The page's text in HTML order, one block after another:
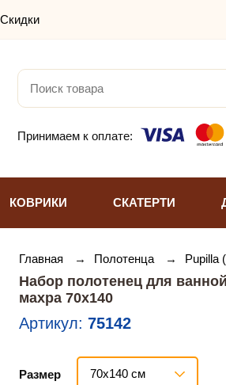
Скидки
Принимаем к оплате:
КОВРИКИ СКАТЕРТИ
Главная → Полотенца → Pupilla
Набор полотенец для
махра 70х140
Артикул: 75142
Размер 70х140 см